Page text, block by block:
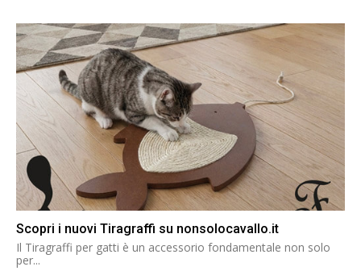
Scopri i nuovi Tiragraffi su nonsolocavallo.it
Il Tiragraffi per gatti è un accessorio fondamentale non solo
per...